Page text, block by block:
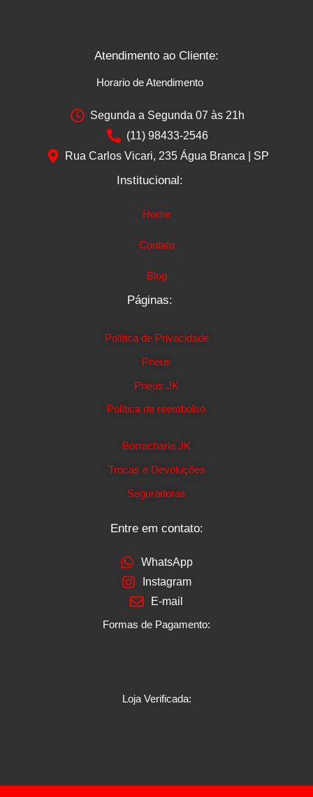
Atendimento ao Cliente:
Horario de Atendimento
Segunda a Segunda 07 às 21h
(11) 98433-2546
Rua Carlos Vicari, 235 Água Branca | SP
Institucional:
Home
Contato
Blog
Páginas:
Política de Privacidade
Pneus
Pneus JK
Política de reembolso
Borracharia JK
Trocas e Devoluções
Seguradoras
Entre em contato:
WhatsApp
Instagram
E-mail
Formas de Pagamento:
Loja Verificada: